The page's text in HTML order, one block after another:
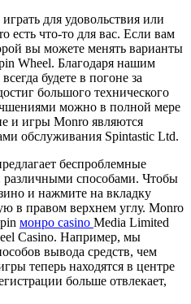
для удовольствия или
что-то для вас. Если вам
вы можете менять варианты
Wheel. Благодаря нашим
будете в погоне за
большого технического
можно в полной мере
и игры Monro являются
обслуживания Spintastic Ltd.
беспроблемные
способами. Чтобы
и нажмите на вкладку
в правом верхнем углу. Monro
монро casino Media Limited
Casino. Например, мы
вывода средств, чем
теперь находятся в центре
больше отвлекает,